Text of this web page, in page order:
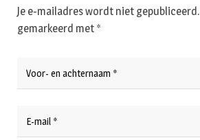
Je e-mailadres wordt niet gepubliceerd.
gemarkeerd met *